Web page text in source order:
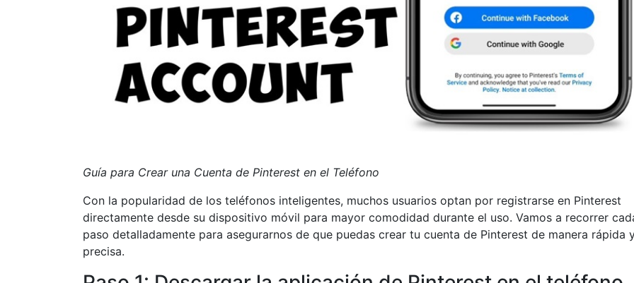
Guía para Crear una Cuenta de Pinterest en el Teléfono
Con la popularidad de los teléfonos inteligentes, muchos usuarios optan por registrarse en Pinterest
directamente desde su dispositivo móvil para mayor comodidad durante el uso. Vamos a recorrer
paso detalladamente para asegurarnos de que puedas crear tu cuenta de Pinterest de manera rápida
precisa.